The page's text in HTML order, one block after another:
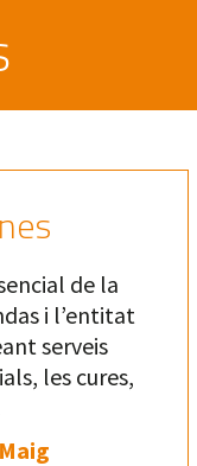
de la
i l’entitat
serveis
les cures,